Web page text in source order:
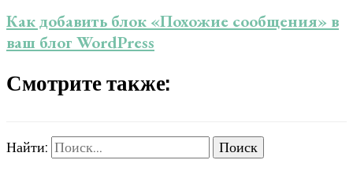
Как добавить блок «Похожие сообщения» в
ваш блог WordPress
Смотрите также:
Найти: